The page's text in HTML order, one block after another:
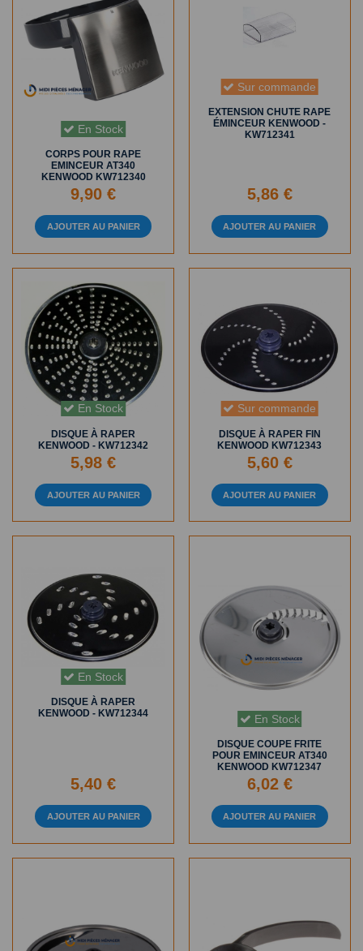
En Stock
CORPS POUR RAPE
EMINCEUR AT340
KENWOOD KW712340
9,90 €
AJOUTER AU PANIER
Sur commande
EXTENSION CHUTE RAPE
ÉMINCEUR KENWOOD -
KW712341
5,86 €
AJOUTER AU PANIER
En Stock
DISQUE À RAPER
KENWOOD - KW712342
5,98 €
AJOUTER AU PANIER
Sur commande
DISQUE À RAPER FIN
KENWOOD KW712343
5,60 €
AJOUTER AU PANIER
En Stock
DISQUE À RAPER
KENWOOD - KW712344
5,40 €
AJOUTER AU PANIER
En Stock
DISQUE COUPE FRITE
POUR EMINCEUR AT340
KENWOOD KW712347
6,02 €
AJOUTER AU PANIER